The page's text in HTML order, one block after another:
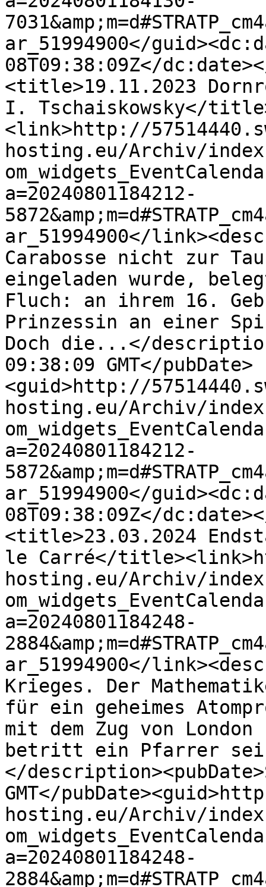
ar_51994900</
08T09:38:09Z</
<title>19.11.2023
I. Tschaiskowsky</
<link>http://
hosting.eu/Archiv/
a=20240801184212-
ar_51994900</
Carabosse nicht zur
eingeladen wurde,
Fluch: an ihrem 16.
Prinzessin an einer
Doch die...</
09:38:09 GMT</pubDate>
<guid>http://
hosting.eu/Archiv/
a=20240801184212-
ar_51994900</
08T09:38:09Z</
<title>23.03.2024
le Carré</
hosting.eu/Archiv/
a=20240801184248-
ar_51994900</
Krieges. Der
für ein geheimes
mit dem Zug von
betritt ein Pfarrer
</
GMT</
hosting.eu/Archiv/
a=20240801184248-